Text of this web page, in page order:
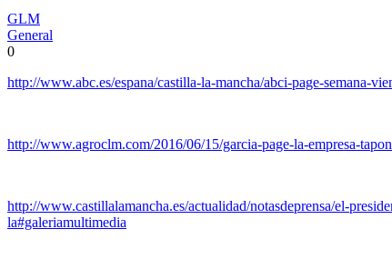
GLM
General
0
http://www.abc.es/espana/castilla-la-mancha/abci-page-semana-
http://www.agroclm.com/2016/06/15/garcia-page-la-empresa-
http://www.castillalamancha.es/actualidad/notasdeprensa/el-
la#galeriamultimedia